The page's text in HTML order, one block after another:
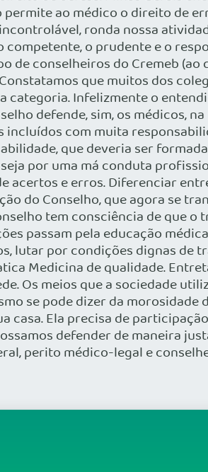
ao médico o direito de
ronda nossa
o prudente e o
conselheiros do Cremeb
que muitos dos
Infelizmente o
defende, sim, os médicos,
com muita
que deveria ser
por uma má conduta
e erros. Diferenciar
do Conselho, que agora se
tem consciência de que
passam pela educação
por condições dignas de
Medicina de qualidade.
Os meios que a sociedade
se pode dizer da
Ela precisa de
defender de maneira
perito médico-legal e